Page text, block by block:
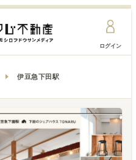
ログイン
伊豆急下田駅